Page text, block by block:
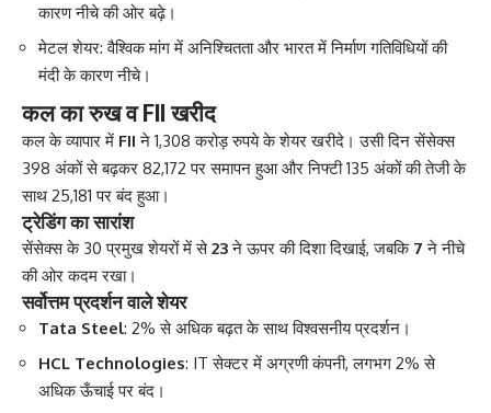
कारण नीचे की ओर बढ़े।
मेटल शेयर: वैश्विक मांग में अनिश्चितता और भारत में निर्माण गतिविधियों की
मंदी के कारण नीचे।
कल का रुख व FII खरीद
कल के व्यापार में FII ने 1,308 करोड़ रुपये के शेयर खरीदे। उसी दिन सेंसेक्स
398 अंकों से बढ़कर 82,172 पर समापन हुआ और निफ्टी 135 अंकों की तेजी के
साथ 25,181 पर बंद हुआ।
ट्रेडिंग का सारांश
सेंसेक्स के 30 प्रमुख शेयरों में से23ने ऊपर की दिशा दिखाई, जबकि 7 ने नीचे
की ओर कदम रखा।
सर्वोत्तम प्रदर्शन वाले शेयर
Tata Steel: 2% से अधिक बढ़त के साथ विश्वसनीय प्रदर्शन।
HCL Technologies: IT सेक्टर में अग्रणी कंपनी, लगभग 2% से
अधिक ऊँचाई पर बंद।